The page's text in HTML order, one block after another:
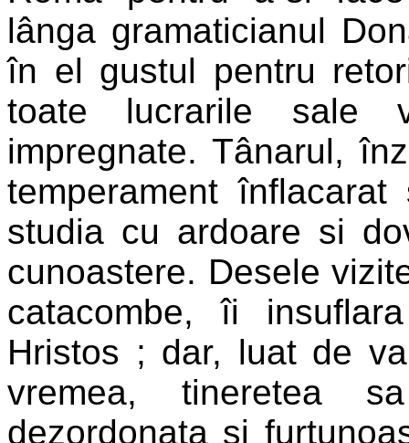
lânga gramaticianul
în el gustul pentru
toate lucrarile sale
impregnate. Tânarul,
temperament
studia cu ardoare si
cunoastere. Desele
catacombe, îi
Hristos ; dar, luat de
vremea, tineretea
dezordonata si